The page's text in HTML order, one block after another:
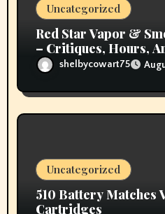
Uncategorized
Red Star Vapor &
– Critiques, Hours,
Detailsshelbycowart75
Uncategorized
510 Battery Matches
Cartridges